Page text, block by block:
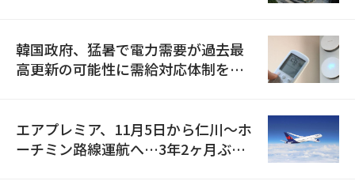
韓国政府、猛暑で電力需要が過去最
高更新の可能性に需給対応体制を点
エアプレミア、11月5日から仁川〜ホ
ーチミン路線運航へ…3年2ヶ月ぶり